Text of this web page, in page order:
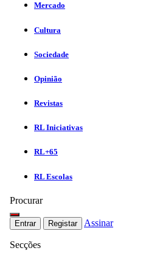
Mercado
Cultura
Sociedade
Opinião
Revistas
RL Iniciativas
RL+65
RL Escolas
Procurar
Entrar Registar Assinar
Secções